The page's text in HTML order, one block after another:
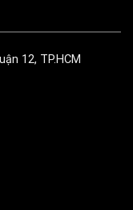
12, TP.HCM